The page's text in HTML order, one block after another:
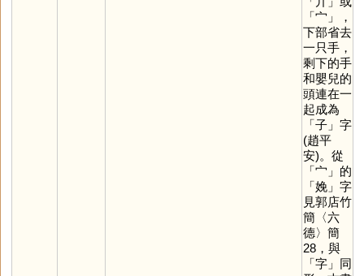
「宀 」，
下部省去
一只手，
剩下的手
和嬰兒的
頭連在一
起成為
「子」字
(趙平
安)。從
「宀 」的
「娩」字
見郭店竹
簡〈六
德〉簡
28，與
「字」同